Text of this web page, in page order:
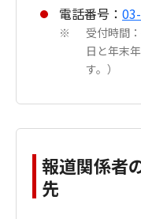
電話番号：
※
受付時間
日と年末
す。）
報道関係者
先